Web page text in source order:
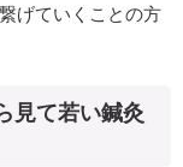
げていくことの方
見て若い鍼灸